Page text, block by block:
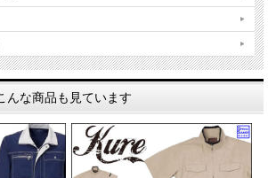
んな商品も見ています